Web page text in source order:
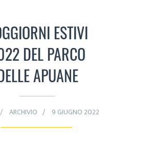
ESTIVI
DEL PARCO
APUANE
ARCHIVIO 9 GIUGNO 2022